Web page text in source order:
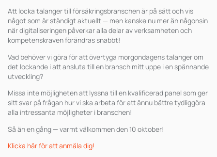
Att locka talanger till försäkringsbranschen är på sätt och vis
något som är ständigt aktuellt — men kanske nu mer än någonsin
när digitaliseringen påverkar alla delar av verksamheten och
kompetenskraven förändras snabbt!
Vad behöver vi göra för att övertyga morgondagens talanger om
det lockande i att ansluta till en bransch mitt uppe i en spännande
utveckling?
Missa inte möjligheten att lyssna till en kvalificerad panel som ger
sitt svar på frågan hur vi ska arbeta för att ännu bättre tydliggöra
alla intressanta möjligheter i branschen!
Så än en gång — varmt välkommen den 10 oktober!
Klicka här för att anmäla dig!